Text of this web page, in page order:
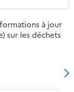
à jour
sur les déchets